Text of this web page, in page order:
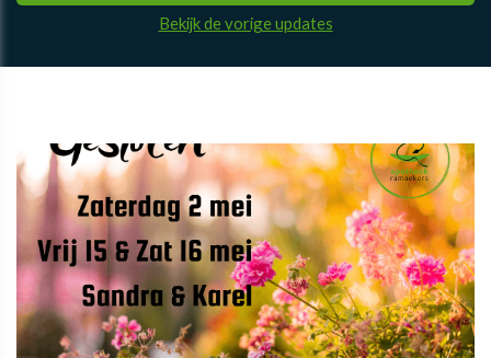
Bekijk de vorige updates